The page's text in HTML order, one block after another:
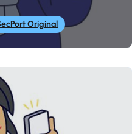
Original